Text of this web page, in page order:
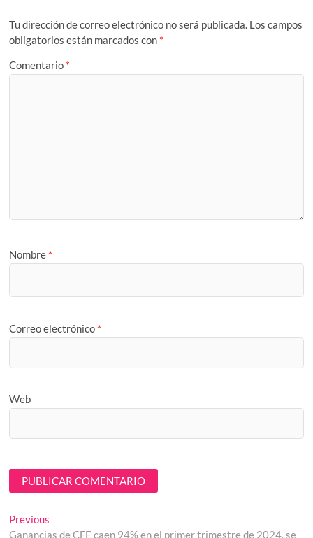
Tu dirección de correo electrónico no será publicada. Los campos
obligatorios están marcados con *
Comentario *
Nombre *
Correo electrónico *
Web
Navegación
Previous
post:
Ganancias de CFE caen 94% en el primer trimestre de 2024, se